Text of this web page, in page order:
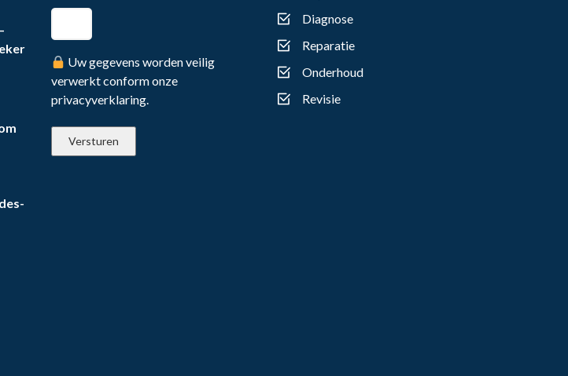
Uw gegevens worden veilig
verwerkt conform onze
privacyverklaring.
Diagnose
Reparatie
Onderhoud
Revisie